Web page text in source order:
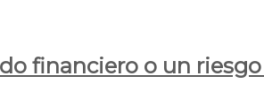
financiero o un